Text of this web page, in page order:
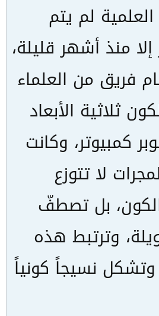
لم يتم
إلا منذ أشهر قليلة،
فريق من العلماء
ثلاثية الأبعاد
كمبيوتر، وكانت
لا تتوزع
بل تصطفّ
وترتبط هذه
نسيجاً كونياً